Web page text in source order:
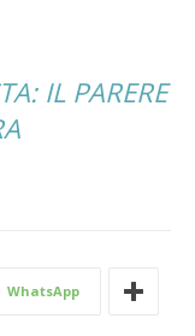
IL PARERE
WhatsApp